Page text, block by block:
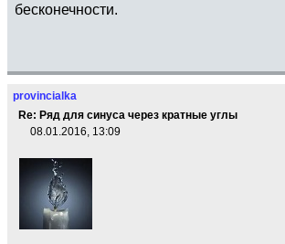
бесконечности.
provincialka
Re: Ряд для синуса через кратные углы
08.01.2016, 13:09